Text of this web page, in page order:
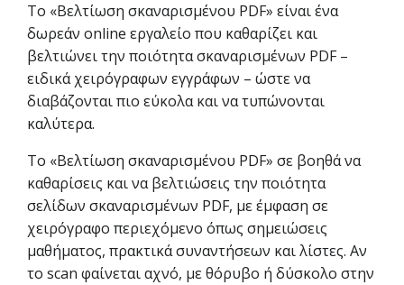
Το «Βελτίωση σκαναρισμένου PDF» είναι ένα
δωρεάν online εργαλείο που καθαρίζει και
βελτιώνει την ποιότητα σκαναρισμένων PDF –
ειδικά χειρόγραφων εγγράφων – ώστε να
διαβάζονται πιο εύκολα και να τυπώνονται
καλύτερα.
Το «Βελτίωση σκαναρισμένου PDF» σε βοηθά να
καθαρίσεις και να βελτιώσεις την ποιότητα
σελίδων σκαναρισμένων PDF, με έμφαση σε
χειρόγραφο περιεχόμενο όπως σημειώσεις
μαθήματος, πρακτικά συναντήσεων και λίστες. Αν
το scan φαίνεται αχνό, με θόρυβο ή δύσκολο στην